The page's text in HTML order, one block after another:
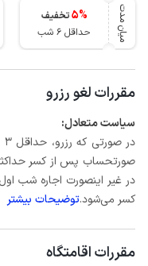
میان مدت 5%
تخفیف
حداقل 6 شب
مقررات لغو رزرو
سیاست متعادل:
کسر می‌شود.توضیحات بیشتر
مقررات اقامتگاه